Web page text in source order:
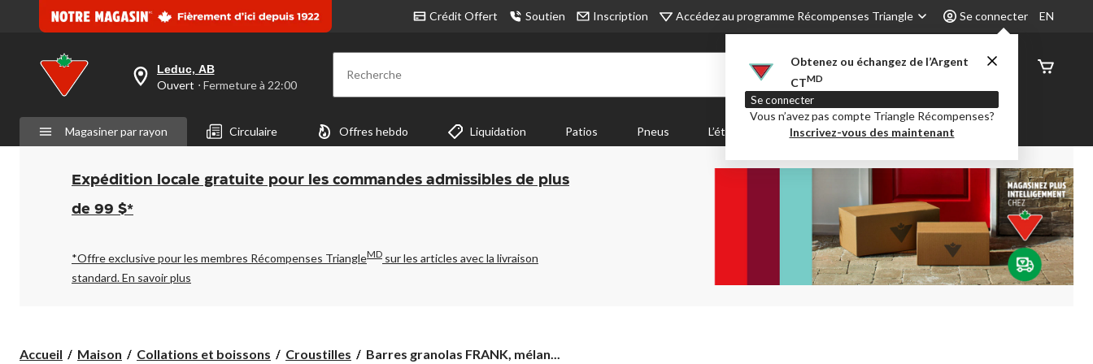
Crédit Offert Soutien Inscription Accédez au programme Récompenses Triangle Se connecter
Obtenez ou échangez de l’Argent
CTMD
Se connecter
Vous n’avez pas compte Triangle Récompenses?
Inscrivez-vous des maintenant
EN
votre
est
Leduc,
AB,
Ouvert,
Fermeture
à
pour
changer
Leduc, AB
Ouvert ⋅ Fermeture à 22:00 Recherche
État de
Magasiner par rayon Circulaire Offres hebdo Liquidation Patios Pneus L’été Party City Centre-auto
Expédition locale gratuite pour les commandes admissibles de plus
de 99 $*
*Offre exclusive pour les membres Récompenses TriangleMD sur les articles avec la livraison
standard.En savoir plus
Accueil Maison Collations et boissons Croustilles
Barres
Barres granolas FRANK, mélan...
même